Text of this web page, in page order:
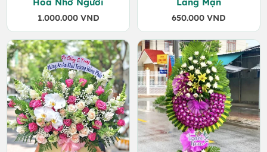
1.000.000 VND 650.000 VND